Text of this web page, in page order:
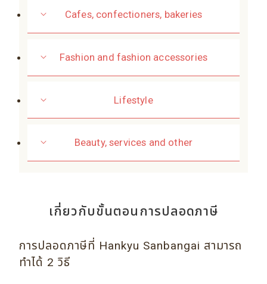
Cafes, confectioners, bakeries
Fashion and fashion accessories
Lifestyle
Beauty, services and other
เกี่ยวกับขั้นตอนการปลอดภาษี
การปลอดภาษีที่ Hankyu Sanbangai สามารถ
ทำได้ 2 วิธี